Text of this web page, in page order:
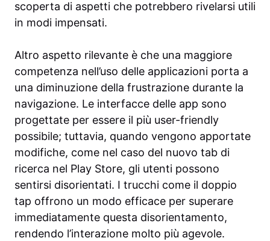
scoperta di aspetti che potrebbero rivelarsi utili
in modi impensati.
Altro aspetto rilevante è che una maggiore
competenza nell’uso delle applicazioni porta a
una diminuzione della frustrazione durante la
navigazione. Le interfacce delle app sono
progettate per essere il più user-friendly
possibile; tuttavia, quando vengono apportate
modifiche, come nel caso del nuovo tab di
ricerca nel Play Store, gli utenti possono
sentirsi disorientati. I trucchi come il doppio
tap offrono un modo efficace per superare
immediatamente questa disorientamento,
rendendo l’interazione molto più agevole.